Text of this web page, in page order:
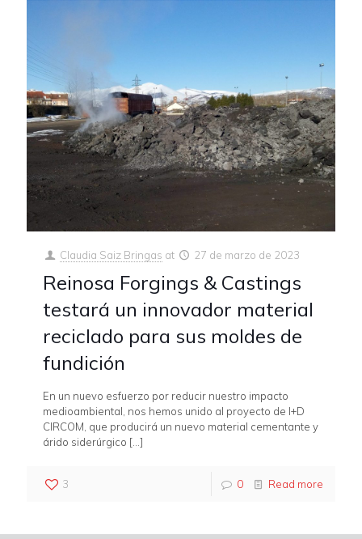
Claudia Saiz Bringas at 27 de marzo de 2023
Reinosa Forgings & Castings
testará un innovador material
reciclado para sus moldes de
fundición
En un nuevo esfuerzo por reducir nuestro impacto
medioambiental, nos hemos unido al proyecto de I+D
CIRCOM, que producirá un nuevo material cementante y
árido siderúrgico […]
3 0 Read more